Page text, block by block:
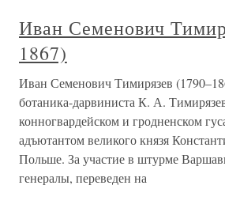
Иван Семенович
1867)
Иван Семенович Тимирязев
ботаника-дарвиниста К. А.
конногвардейском и гродненском
адъютантом великого князя
Польше. За участие в штурме
генералы, переведен на